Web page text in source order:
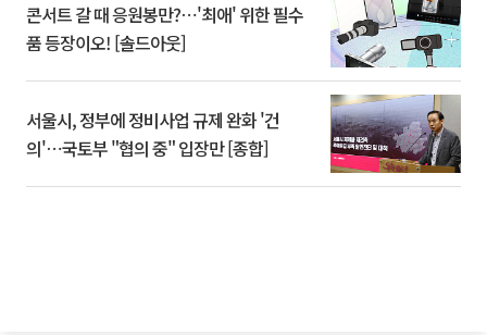
콘서트 갈 때 응원봉만?⋯'최애' 위한 필수
품 등장이오! [솔드아웃]
서울시, 정부에 정비사업 규제 완화 '건
의'⋯국토부 "협의 중" 입장만 [종합]